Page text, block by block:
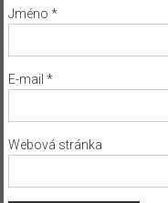
Jméno *
E-mail *
Webová stránka